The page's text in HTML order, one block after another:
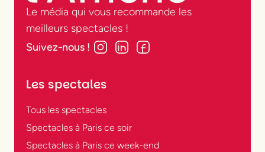
Le média qui vous recommande les
meilleurs spectacles !
Suivez-nous !
Les spectales
Tous les spectacles
Spectacles à Paris ce soir
Spectacles à Paris ce week-end